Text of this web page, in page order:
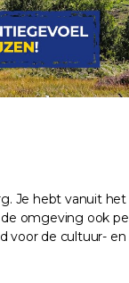
Je hebt vanuit
omgeving ook
de cultuur-